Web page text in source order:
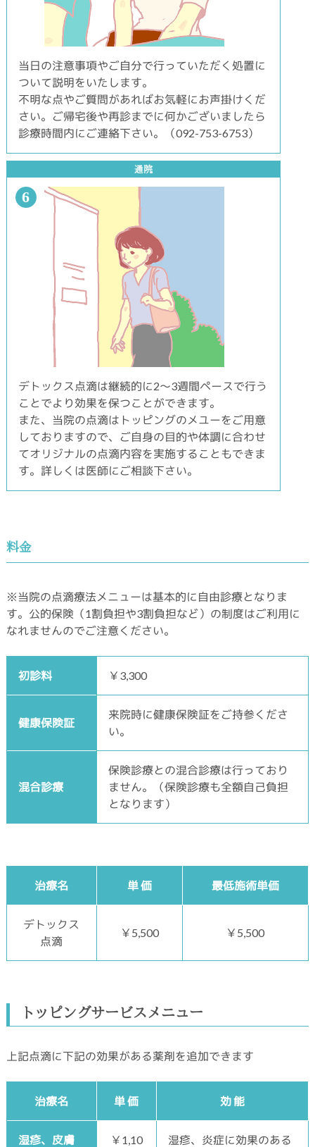
当日の注意事項やご自分で行っていただく処置に
ついて説明をいたします。
不明な点やご質問があればお気軽にお声掛けくだ
さい。ご帰宅後や再診までに何かございましたら
診療時間内にご連絡下さい。（092-753-6753）
通院
6
デトックス点滴は継続的に2～3週間ペースで行う
ことでより効果を保つことができます。
また、当院の点滴はトッピングのメユーをご用意
しておりますので、ご自身の目的や体調に合わせ
てオリジナルの点滴内容を実施することもできま
す。詳しくは医師にご相談下さい。
料金
※当院の点滴療法メニューは基本的に自由診療となりま
す。公的保険（1割負担や3割負担など）の制度はご利用に
なれませんのでご注意ください。
初診料 ￥3,300
健康保険証
来院時に健康保険証をご持参くださ
い。
混合診療
保険診療との混合診療は行っており
ません。（保険診療も全額自己負担
となります）
治療名 単 価 最低施術単価
デトックス
点滴
￥5,500 ￥5,500
トッピングサービスメニュー
上記点滴に下記の効果がある薬剤を追加できます
治療名 単 価 効 能
湿疹、皮膚
￥1,10
湿疹、炎症に効果のある